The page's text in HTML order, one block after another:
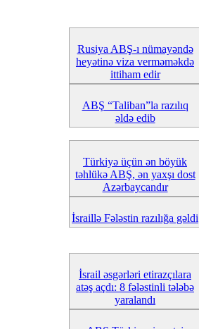
Rusiya ABŞ-ı nümayəndə
heyətinə viza verməməkdə
ittiham edir
ABŞ “Taliban”la razılıq
əldə edib
Türkiyə üçün ən böyük
təhlükə ABŞ, ən yaxşı dost
Azərbaycandır
İsraillə Fələstin razılığa gəldi
İsrail əsgərləri etirazçılara
atəş açdı: 8 fələstinli tələbə
yaralandı